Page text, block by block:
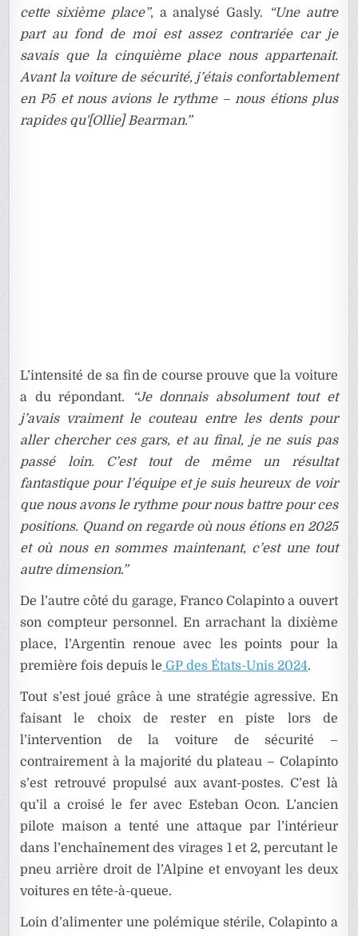
cette sixième place”, a analysé Gasly.
“Une autre
part au fond de moi est assez contrariée car je
savais que la cinquième place nous appartenait.
Avant la voiture de sécurité, j’étais confortablement
en P5 et nous avions le rythme – nous étions plus
rapides qu'[Ollie] Bearman.”
L’intensité de sa fin de course prouve que la voiture
a du répondant.
“Je donnais absolument tout et
j’avais vraiment le couteau entre les dents pour
aller chercher ces gars, et au final, je ne suis pas
passé loin. C’est tout de même un résultat
fantastique pour l’équipe et je suis heureux de voir
que nous avons le rythme pour nous battre pour ces
positions. Quand on regarde où nous étions en 2025
et où nous en sommes maintenant, c’est une tout
autre dimension.”
De l’autre côté du garage, Franco Colapinto a ouvert
son compteur personnel. En arrachant la dixième
place, l’Argentin renoue avec les points pour la
première fois depuis le GP des États-Unis 2024.
Tout s’est joué grâce à une stratégie agressive. En
faisant le choix de rester en piste lors de
l’intervention de la voiture de sécurité –
contrairement à la majorité du plateau – Colapinto
s’est retrouvé propulsé aux avant-postes. C’est là
qu’il a croisé le fer avec Esteban Ocon. L’ancien
pilote maison a tenté une attaque par l’intérieur
dans l’enchaînement des virages 1 et 2, percutant le
pneu arrière droit de l’Alpine et envoyant les deux
voitures en tête-à-queue.
Loin d’alimenter une polémique stérile, Colapinto a